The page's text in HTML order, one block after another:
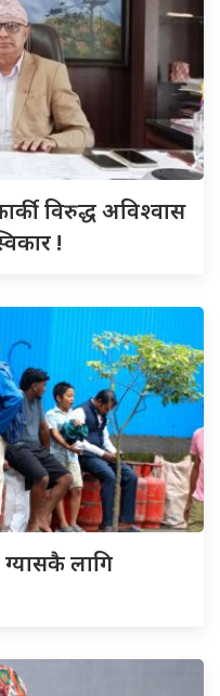
विरुद्ध अविश्वास
!
लागि